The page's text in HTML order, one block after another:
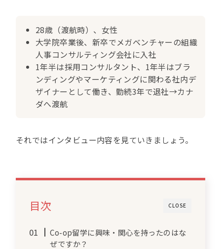
28歳（渡航時）、女性
大学院卒業後、新卒でメガベンチャーの組織
人事コンサルティング会社に入社
1年半は採用コンサルタント、1年半はブラ
ンディングやマーケティングに関わる社内デ
ザイナーとして働き、勤続3年で退社→カナ
ダへ渡航
それではインタビュー内容を見ていきましょう。
CLOSE
目次
Co-op留学に興味・関心を持ったのはな
ぜですか？